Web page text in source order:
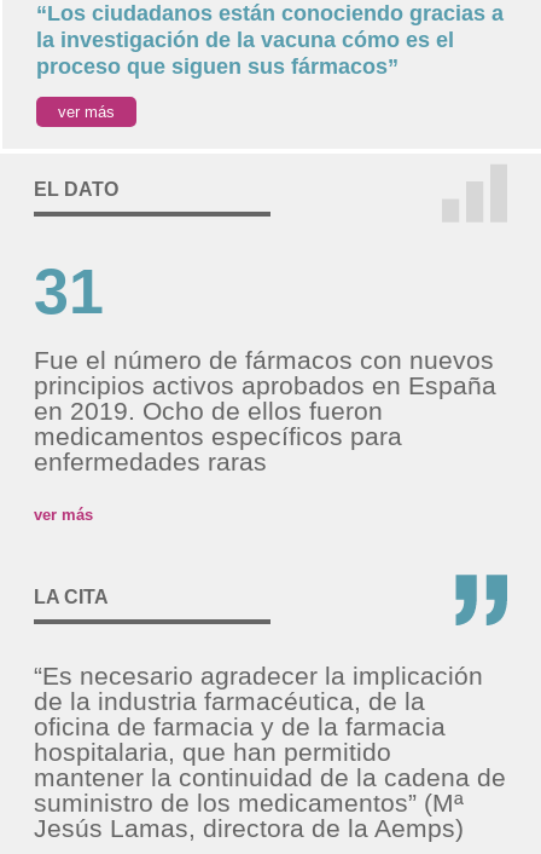
“Los ciudadanos están conociendo gracias a
la investigación de la vacuna cómo es el
proceso que siguen sus fármacos”
ver más
EL DATO
31
Fue el número de fármacos con nuevos
principios activos aprobados en España
en 2019. Ocho de ellos fueron
medicamentos específicos para
enfermedades raras
ver más
LA CITA
“Es necesario agradecer la implicación
de la industria farmacéutica, de la
oficina de farmacia y de la farmacia
hospitalaria, que han permitido
mantener la continuidad de la cadena de
suministro de los medicamentos” (Mª
Jesús Lamas, directora de la Aemps)